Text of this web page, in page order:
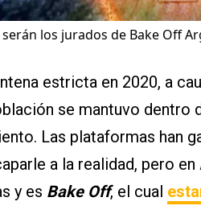
los jurados de Bake Off
estricta en 2020, a
se mantuvo dentro
Las plataformas han
a la realidad, pero
y es Bake Off, el cual